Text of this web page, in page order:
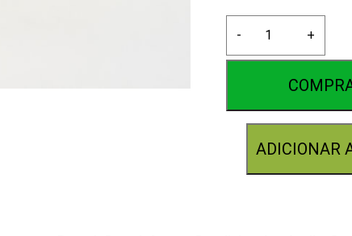
-
Fermentis
BE-
quantidade
+
ADICIONAR